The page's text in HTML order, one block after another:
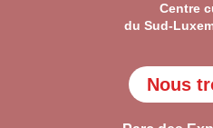
Centre
du Sud-
Nous